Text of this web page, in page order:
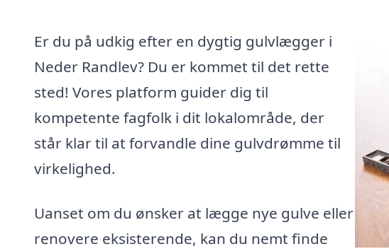
Er du på udkig efter en dygtig gulvlægger i
Neder Randlev? Du er kommet til det rette
sted! Vores platform guider dig til
kompetente fagfolk i dit lokalområde, der
står klar til at forvandle dine gulvdrømme til
virkelighed.
Uanset om du ønsker at lægge nye gulve eller
renovere eksisterende, kan du nemt finde